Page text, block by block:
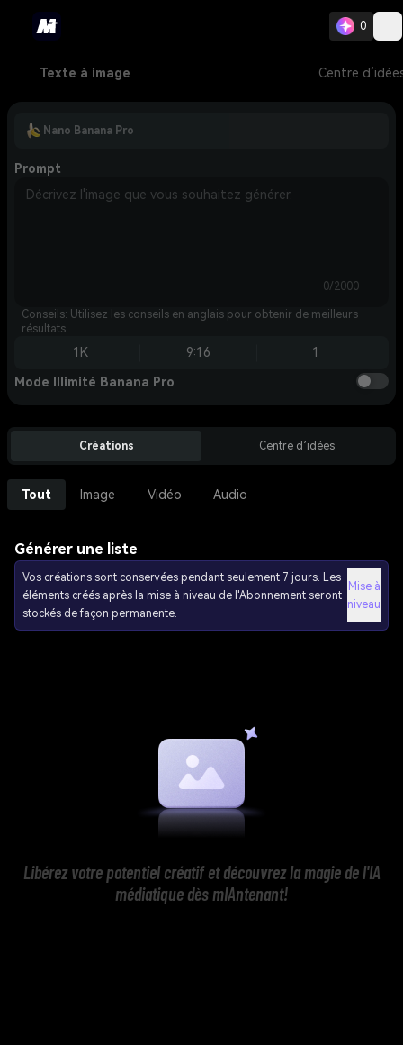
0
Texte à image Centre
Nano Banana Pro
Prompt
0/2000
Conseils: Utilisez les conseils en anglais pour obtenir de meilleurs
résultats.
1K 9:16 1
Mode Illimité Banana Pro
Créations Centre d’idées
Tout Image Vidéo Audio
Générer une liste
Vos créations sont conservées pendant seulement 7 jours. Les
éléments créés après la mise à niveau de l'Abonnement seront
stockés de façon permanente.
Mise à
niveau
Libérez votre potentiel créatif et découvrez la magie de l'IA
médiatique dès mIAntenant!